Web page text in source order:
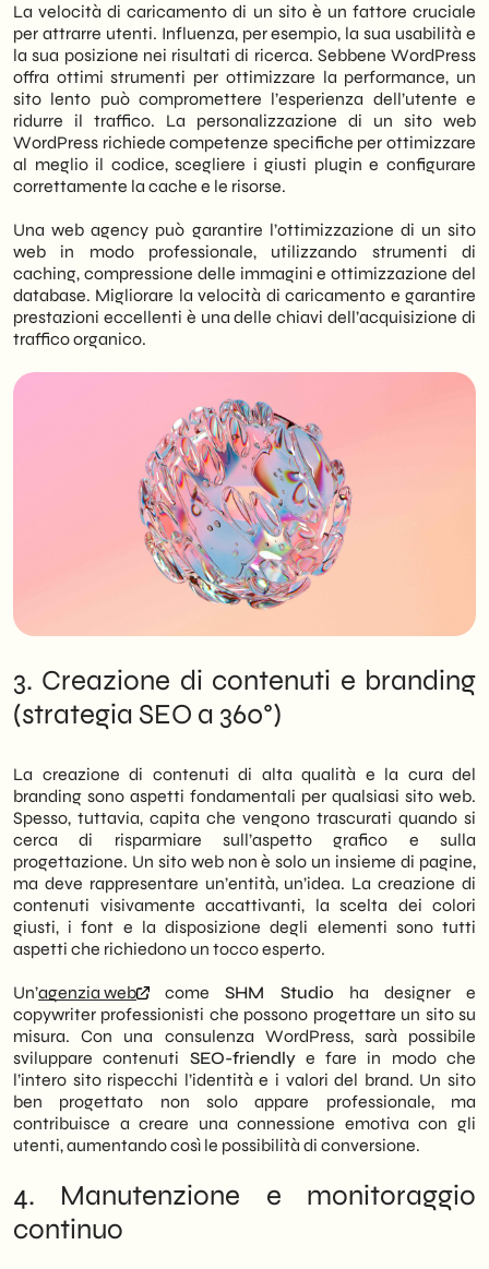
La velocità di caricamento di un sito è un fattore cruciale
per attrarre utenti. Influenza, per esempio, la sua usabilità e
la sua posizione nei risultati di ricerca. Sebbene WordPress
offra ottimi strumenti per ottimizzare la performance, un
sito lento può compromettere l’esperienza dell’utente e
ridurre il traffico. La personalizzazione di un sito web
WordPress richiede competenze specifiche per ottimizzare
al meglio il codice, scegliere i giusti plugin e configurare
correttamente la cache e le risorse.
Una web agency può garantire l’ottimizzazione di un sito
web in modo professionale, utilizzando strumenti di
caching, compressione delle immagini e ottimizzazione del
database. Migliorare la velocità di caricamento e garantire
prestazioni eccellenti è una delle chiavi dell’acquisizione di
traffico organico.
3. Creazione di contenuti e branding
(strategia SEO a 360°)
La creazione di contenuti di alta qualità e la cura del
branding sono aspetti fondamentali per qualsiasi sito web.
Spesso, tuttavia, capita che vengono trascurati quando si
cerca di risparmiare sull’aspetto grafico e sulla
progettazione. Un sito web non è solo un insieme di pagine,
ma deve rappresentare un’entità, un’idea. La creazione di
contenuti visivamente accattivanti, la scelta dei colori
giusti, i font e la disposizione degli elementi sono tutti
aspetti che richiedono un tocco esperto.
Un’agenzia web come SHM Studio ha designer e
copywriter professionisti che possono progettare un sito su
misura. Con una consulenza WordPress, sarà possibile
sviluppare contenuti SEO-friendlye fare in modo che
l’intero sito rispecchi l’identità e i valori del brand. Un sito
ben progettato non solo appare professionale, ma
contribuisce a creare una connessione emotiva con gli
utenti, aumentando così le possibilità di conversione.
4. Manutenzione e monitoraggio
continuo